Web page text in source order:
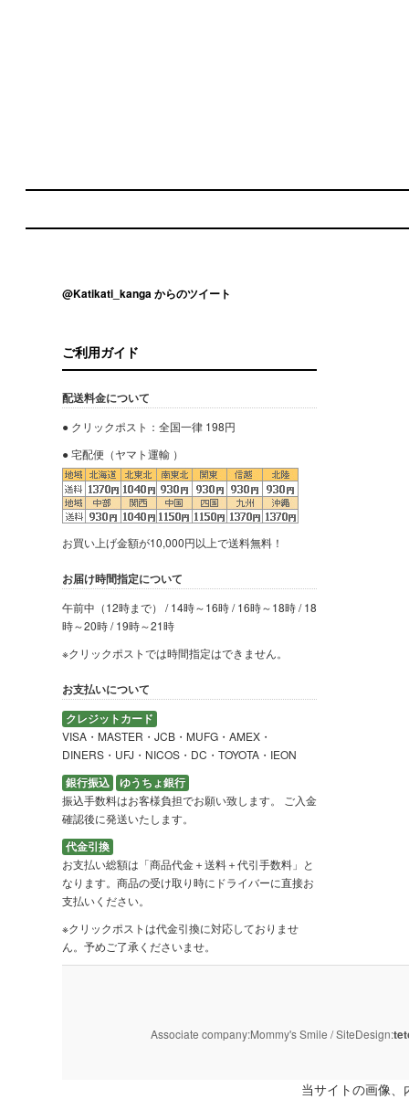
@Katikati_kanga からのツイート
ご利用ガイド
配送料金について
● クリックポスト：全国一律 198円
● 宅配便（ヤマト運輸 ）
お買い上げ金額が10,000円以上で送料無料！
お届け時間指定について
午前中（12時まで） / 14時～16時 / 16時～18時 / 18
時～20時 / 19時～21時
※クリックポストでは時間指定はできません。
お支払いについて
クレジットカード
VISA・MASTER・JCB・MUFG・AMEX・
DINERS・UFJ・NICOS・DC・TOYOTA・IEON
銀行振込
ゆうちょ銀行
振込手数料はお客様負担でお願い致します。 ご入金
確認後に発送いたします。
代金引換
お支払い総額は「商品代金＋送料＋代引手数料」と
なります。商品の受け取り時にドライバーに直接お
支払いください。
※クリックポストは代金引換に対応しておりませ
ん。予めご了承くださいませ。
Associate company:Mommy's Smile / SiteDesign:
当サイトの画像